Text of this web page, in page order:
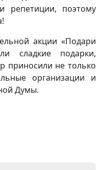
репетиции, поэтому
акции «Подари
сладкие подарки,
приносили не только
организации и
Думы.